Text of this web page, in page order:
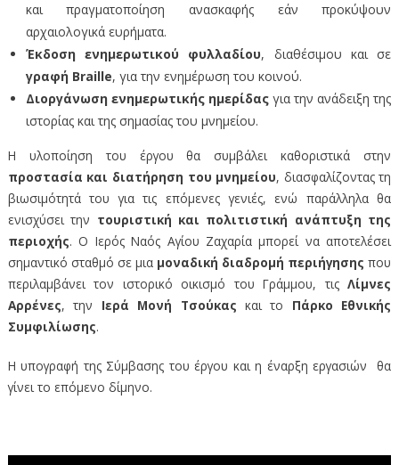
και πραγματοποίηση ανασκαφής εάν προκύψουν
αρχαιολογικά ευρήματα.
Έκδοση ενημερωτικού φυλλαδίου, διαθέσιμου και σε
γραφή Braille, για την ενημέρωση του κοινού.
Διοργάνωση ενημερωτικής ημερίδαςγια την ανάδειξη της
ιστορίας και της σημασίας του μνημείου.
Η υλοποίηση του έργου θα συμβάλει καθοριστικά στην
προστασία και διατήρηση του μνημείου, διασφαλίζοντας τη
βιωσιμότητά του για τις επόμενες γενιές, ενώ παράλληλα θα
ενισχύσει την τουριστική και πολιτιστική ανάπτυξη της
περιοχής. Ο Ιερός Ναός Αγίου Ζαχαρία μπορεί να αποτελέσει
σημαντικό σταθμό σε μια μοναδική διαδρομή περιήγησης που
περιλαμβάνει τον ιστορικό οικισμό του Γράμμου, τιςΛίμνες
Αρρένες, την Ιερά Μονή Τσούκας και το Πάρκο Εθνικής
Συμφιλίωσης.
Η υπογραφή της Σύμβασης του έργου και η έναρξη εργασιών θα
γίνει το επόμενο δίμηνο.